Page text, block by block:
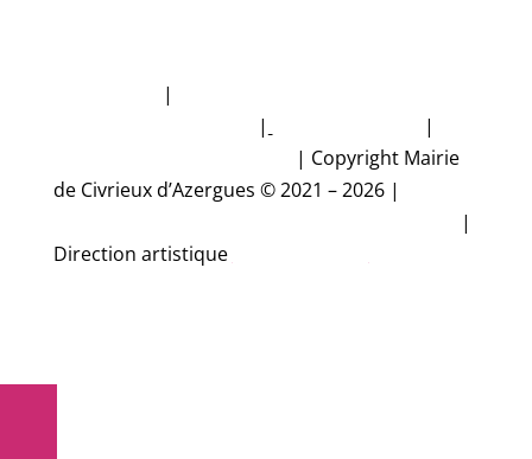
|
|
|
| Copyright Mairie
de Civrieux d’Azergues © 2021 – 2026 |
|
Direction artistique